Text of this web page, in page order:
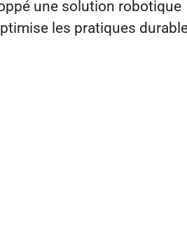
une solution robotique
les pratiques